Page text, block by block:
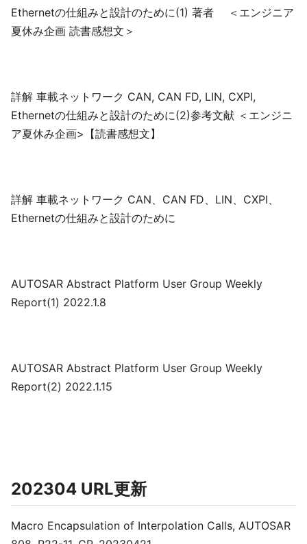
Ethernetの仕組みと設計のために(1) 著者 ＜エンジニア
夏休み企画 読書感想文＞
詳解 車載ネットワーク CAN, CAN FD, LIN, CXPI,
Ethernetの仕組みと設計のために(2)参考文献 ＜エンジニ
ア夏休み企画>【読書感想文】
詳解 車載ネットワーク CAN、CAN FD、LIN、CXPI、
Ethernetの仕組みと設計のために
AUTOSAR Abstract Platform User Group Weekly
Report(1) 2022.1.8
AUTOSAR Abstract Platform User Group Weekly
Report(2) 2022.1.15
202304 URL更新
Macro Encapsulation of Interpolation Calls, AUTOSAR